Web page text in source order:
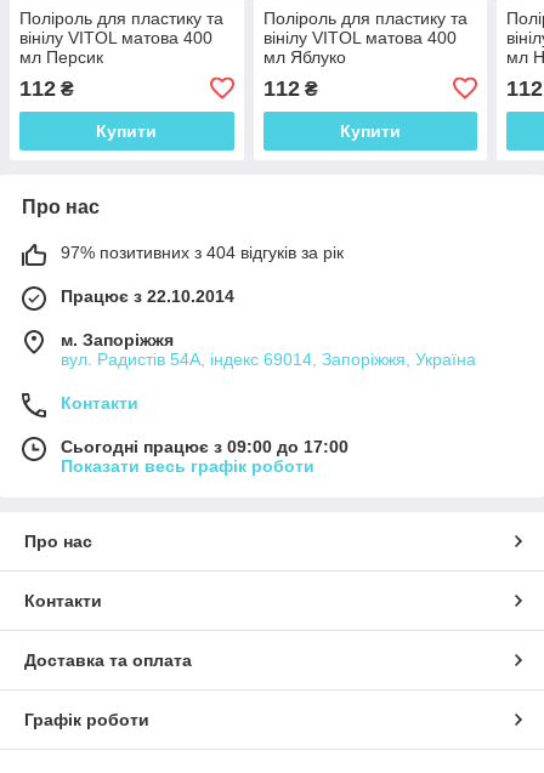
Поліроль для пластику та
вінілу VITOL матова 400
мл Персик
112 ₴
Купити
Поліроль для пластику та
вінілу VITOL матова 400
мл Яблуко
112₴
Купити
мл
112
Про нас
97% позитивних з 404 відгуків за рік
Працює з 22.10.2014
м. Запоріжжя
вул. Радистів 54А, індекс 69014, Запоріжжя, Україна
Контакти
Сьогодні працює з 09:00 до 17:00
Показати весь графік роботи
Про нас
Контакти
Доставка та оплата
Графік роботи